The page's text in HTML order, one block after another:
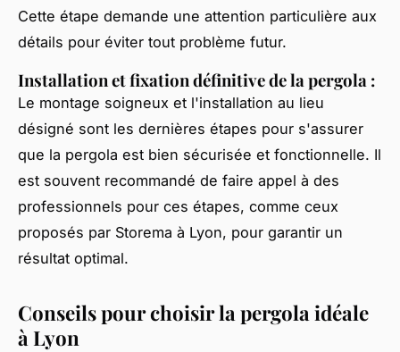
Cette étape demande une attention particulière aux
détails pour éviter tout problème futur.
Installation et fixation définitive de la pergola :
Le montage soigneux et l'installation au lieu
désigné sont les dernières étapes pour s'assurer
que la pergola est bien sécurisée et fonctionnelle. Il
est souvent recommandé de faire appel à des
professionnels pour ces étapes, comme ceux
proposés par Storema à Lyon, pour garantir un
résultat optimal.
Conseils pour choisir la pergola idéale
à Lyon